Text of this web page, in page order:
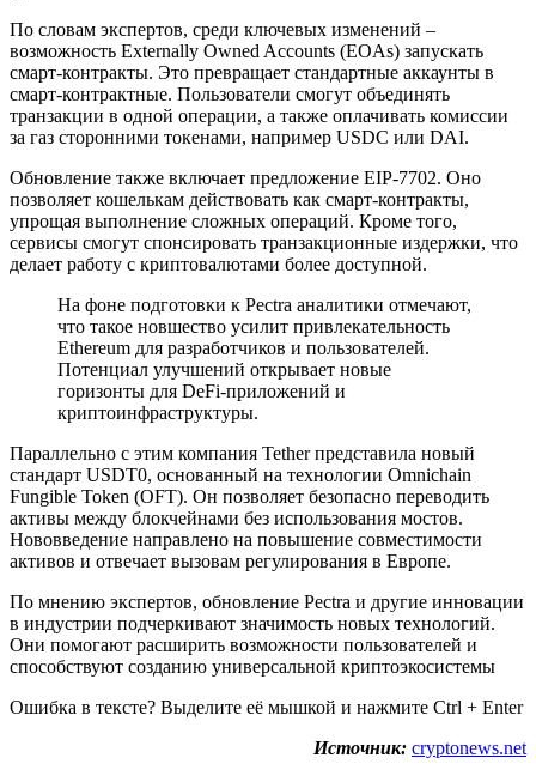
По словам экспертов, среди ключевых изменений –
возможность Externally Owned Accounts (EOAs) запускать
смарт-контракты. Это превращает стандартные аккаунты в
смарт-контрактные. Пользователи смогут объединять
транзакции в одной операции, а также оплачивать комиссии
за газ сторонними токенами, например USDC или DAI.
Обновление также включает предложение EIP-7702. Оно
позволяет кошелькам действовать как смарт-контракты,
упрощая выполнение сложных операций. Кроме того,
сервисы смогут спонсировать транзакционные издержки, что
делает работу с криптовалютами более доступной.
На фоне подготовки к Pectra аналитики отмечают,
что такое новшество усилит привлекательность
Ethereum для разработчиков и пользователей.
Потенциал улучшений открывает новые
горизонты для DeFi-приложений и
криптоинфраструктуры.
Параллельно с этим компания Tether представила новый
стандарт USDT0, основанный на технологии Omnichain
Fungible Token (OFT). Он позволяет безопасно переводить
активы между блокчейнами без использования мостов.
Нововведение направлено на повышение совместимости
активов и отвечает вызовам регулирования в Европе.
По мнению экспертов, обновление Pectra и другие инновации
в индустрии подчеркивают значимость новых технологий.
Они помогают расширить возможности пользователей и
способствуют созданию универсальной криптоэкосистемы
Ошибка в тексте? Выделите её мышкой и нажмите Ctrl + Enter
Источник: cryptonews.net